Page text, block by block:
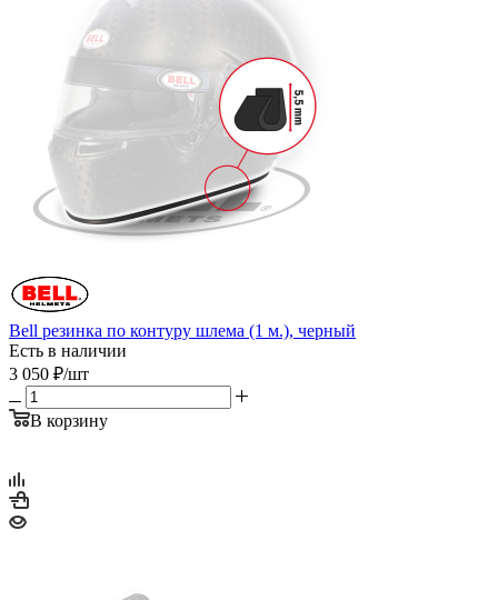
Bell резинка по контуру шлема (1 м.), черный
Есть в наличии
3 050 ₽/шт
В корзину